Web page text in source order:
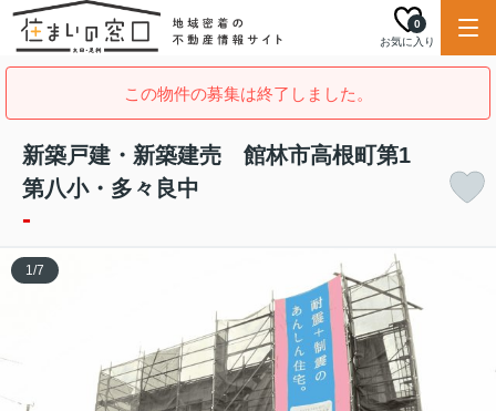
お気に入り
0
この物件の募集は終了しました。
新築戸建・新築建売 館林市高根町第1
第八小・多々良中
-
1/7